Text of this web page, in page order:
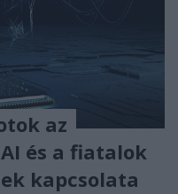
az
és a fiatalok
kapcsolata